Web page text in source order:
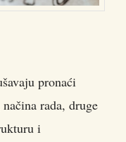
pronaći
rada, druge
i